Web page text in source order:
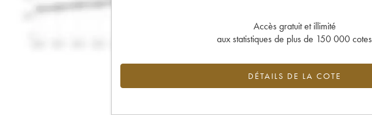
Accès gratuit et illimité
aux statistiques de plus de 150 000 cotes
DÉTAILS DE LA COTE